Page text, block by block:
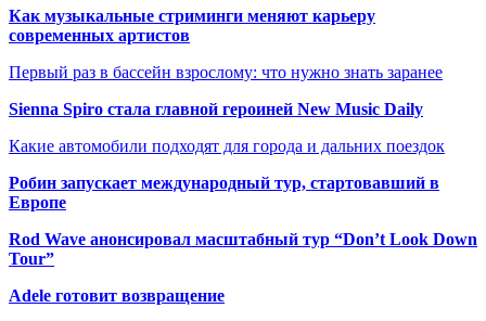
Как музыкальные стриминги меняют карьеру
современных артистов
Первый раз в бассейн взрослому: что нужно знать заранее
Sienna Spiro стала главной героиней New Music Daily
Какие автомобили подходят для города и дальних поездок
Робин запускает международный тур, стартовавший в
Европе
Rod Wave анонсировал масштабный тур “Don’t Look Down
Tour”
Adele готовит возвращение